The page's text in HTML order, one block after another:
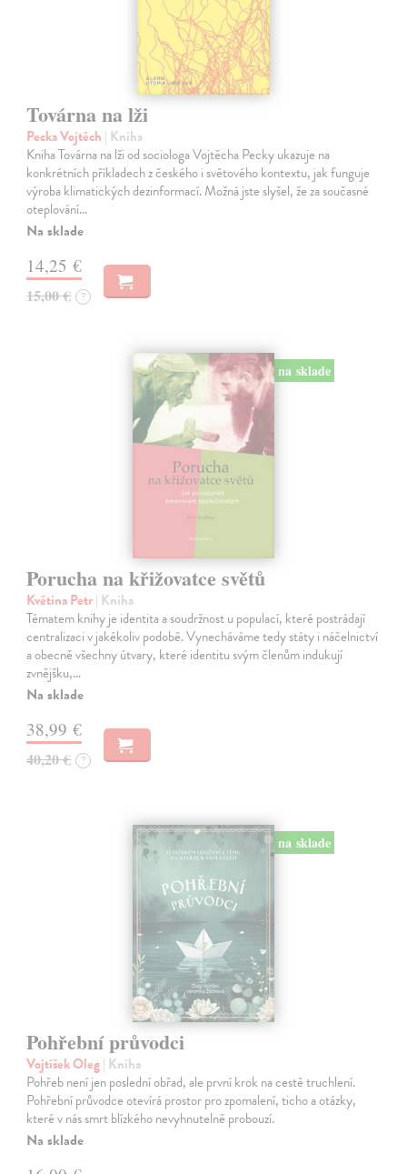
Továrna na lži
Pecka Vojtěch | Kniha
Kniha Továrna na lži od sociologa Vojtěcha Pecky ukazuje na
konkrétních příkladech z českého i světového kontextu, jak funguje
výroba klimatických dezinformací. Možná jste slyšel, že za současné
oteplování…
Na sklade
14,25 €
15,00 € ?
na sklade
Porucha na křižovatce světů
Květina Petr| Kniha
Tématem knihy je identita a soudržnost u populací, které postrádají
centralizaci v jakékoliv podobě. Vynecháváme tedy státy i náčelnictví
a obecně všechny útvary, které identitu svým členům indukují
zvnějšku,…
Na sklade
38,99 €
40,20 € ?
na sklade
Pohřební průvodci
Vojtíšek Oleg| Kniha
Pohřeb není jen poslední obřad, ale první krok na cestě truchlení.
Pohřební průvodce otevírá prostor pro zpomalení, ticho a otázky,
které v nás smrt blízkého nevyhnutelně probouzí.
Na sklade